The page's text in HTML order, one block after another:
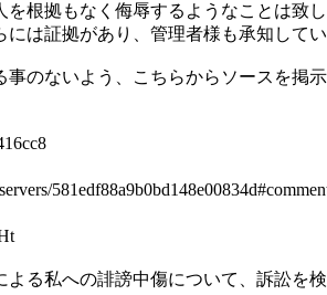
を根拠もなく侮辱するようなことは致
には証拠があり、管理者様も承知して
事のないよう、こちらからソースを掲
よる私への誹謗中傷について、訴訟を